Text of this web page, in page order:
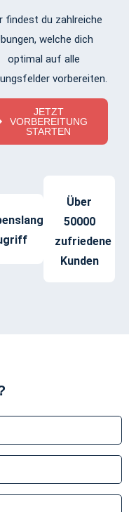
findest du zahlreiche
welche dich
optimal auf alle
vorbereiten.
JETZT
VORBEREITUNG
STARTEN
Über
50000
zufriedene
Kunden